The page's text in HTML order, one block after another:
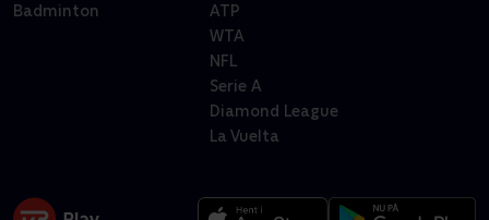
Badminton
ATP
WTA
NFL
Serie A
Diamond League
La Vuelta